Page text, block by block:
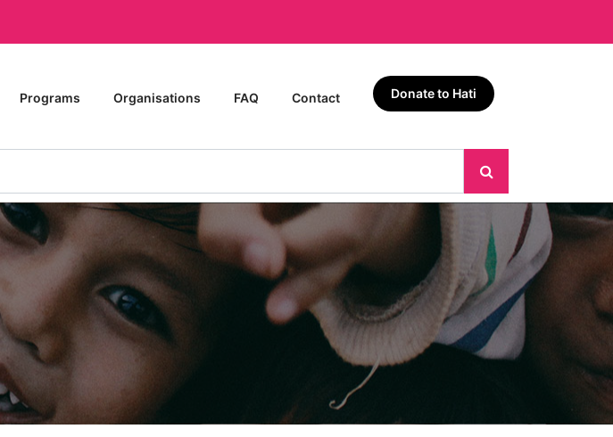
Programs Organisations FAQ Contact Donate to Hati